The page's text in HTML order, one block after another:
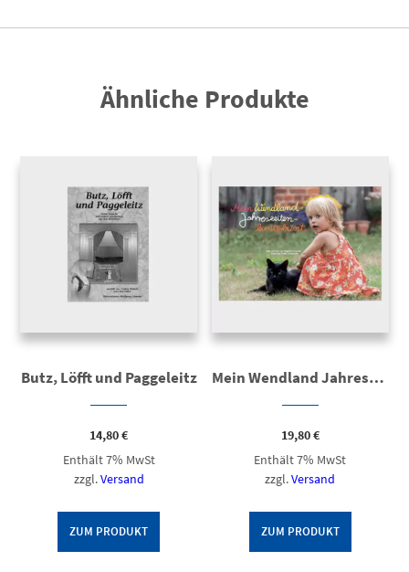
Ähnliche Produkte
Butz, Löfft und Paggeleitz
14,80€
Enthält 7% MwSt
zzgl.Versand
ZUM PRODUKT
Mein Wendland Jahreszeiten
19,80€
Enthält 7% MwSt
zzgl.Versand
ZUM PRODUKT